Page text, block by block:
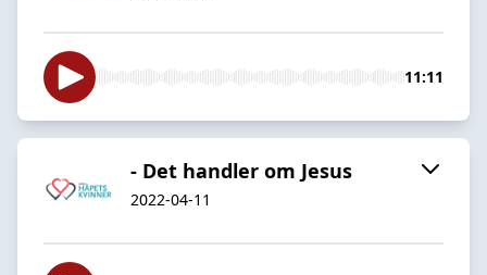
11:11
- Det handler om Jesus
2022-04-11